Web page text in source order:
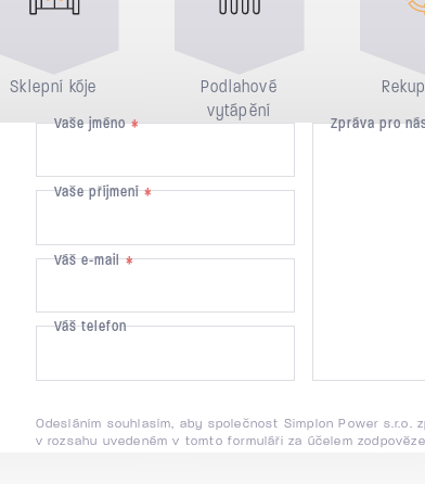
Sklepní kóje
Podlahové
vytápění
Vaše jméno*
Vaše příjmení*
Váš e-mail*
Váš telefon
Zpráva pro
Odesláním souhlasím, aby společnost Simplon Power s.r.o.
v rozsahu uvedeném v tomto formuláři za účelem